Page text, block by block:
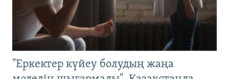
"Еркектер күйеу болудың жаңа